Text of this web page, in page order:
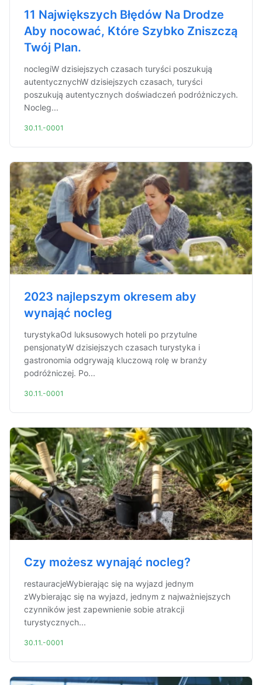
11 Największych Błędów Na Drodze
Aby nocować, Które Szybko Zniszczą
Twój Plan.
noclegiW dzisiejszych czasach turyści poszukują
autentycznychW dzisiejszych czasach, turyści
poszukują autentycznych doświadczeń podróżniczych.
Nocleg...
30.11.-0001
2023 najlepszym okresem aby
wynająć nocleg
turystykaOd luksusowych hoteli po przytulne
pensjonatyW dzisiejszych czasach turystyka i
gastronomia odgrywają kluczową rolę w branży
podróżniczej. Po...
30.11.-0001
Czy możesz wynająć nocleg?
restauracjeWybierając się na wyjazd jednym
zWybierając się na wyjazd, jednym z najważniejszych
czynników jest zapewnienie sobie atrakcji
turystycznych...
30.11.-0001